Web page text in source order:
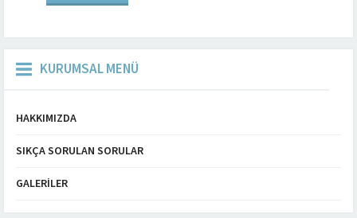
KURUMSAL MENÜ
HAKKIMIZDA
SIKÇA SORULAN SORULAR
GALERILER